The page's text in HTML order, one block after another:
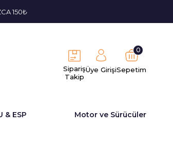
150₺
Sipariş
Takip
Üye GirişiSepetim
0
& ESP Motor ve Sürücüler